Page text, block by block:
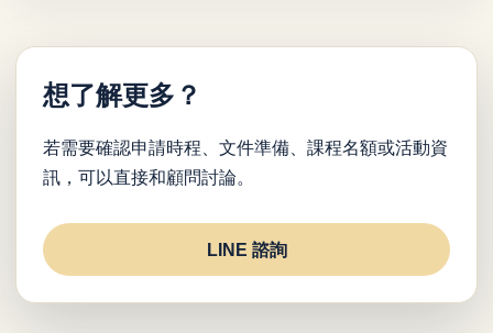
想了解更多？
若需要確認申請時程、文件準備、課程名額或活動資
訊，可以直接和顧問討論。
LINE 諮詢